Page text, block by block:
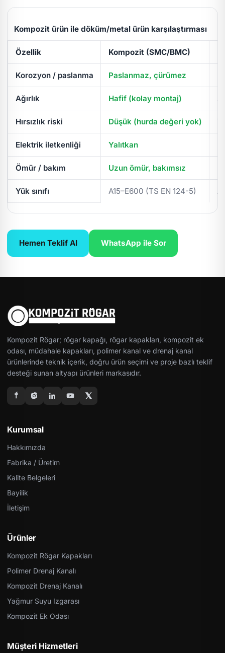
Kompozit ürün ile döküm/metal ürün karşılaştırması
Özellik Kompozit (SMC/BMC)
Korozyon / paslanma Paslanmaz, çürümez
Ağırlık Hafif (kolay montaj)
Hırsızlık riski Düşük (hurda değeri yok)
Elektrik iletkenliği Yalıtkan
Ömür / bakım Uzun ömür, bakımsız
Yük sınıfı A15–E600 (TS EN 124-5)
Hemen Teklif Al WhatsApp ile Sor
Kompozit Rögar; rögar kapağı, rögar kapakları, kompozit ek
odası, müdahale kapakları, polimer kanal ve drenaj kanal
ürünlerinde teknik içerik, doğru ürün seçimi ve proje bazlı teklif
desteği sunan altyapı ürünleri markasıdır.
Kurumsal
Hakkımızda
Fabrika / Üretim
Kalite Belgeleri
Bayilik
İletişim
Ürünler
Kompozit Rögar Kapakları
Polimer Drenaj Kanalı
Kompozit Drenaj Kanalı
Yağmur Suyu Izgarası
Kompozit Ek Odası
Müşteri Hizmetleri